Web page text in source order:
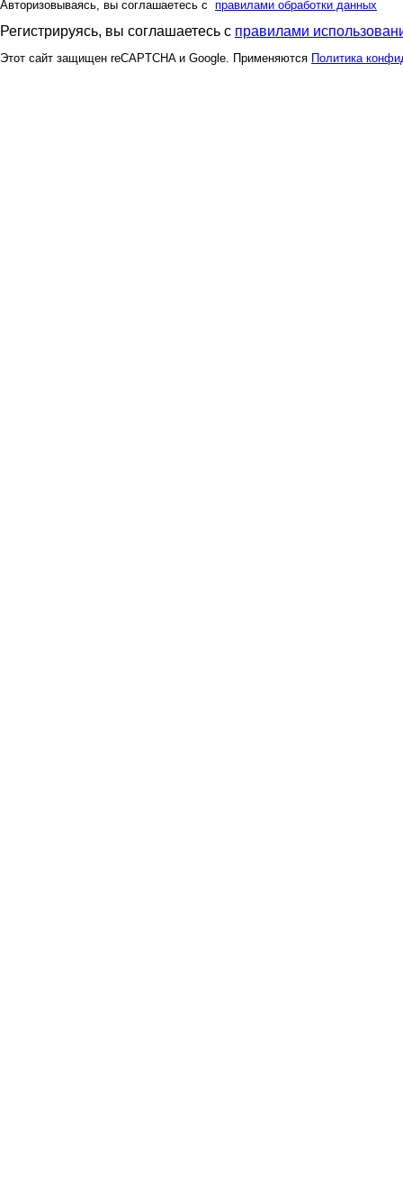
Авторизовываясь, вы соглашаетесь с правилами обработки данных
Регистрируясь, вы соглашаетесь с правилами
Этот сайт защищен reCAPTCHA и Google. Применяются Политика